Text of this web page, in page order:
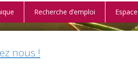
Recherche d’emploi
nous !